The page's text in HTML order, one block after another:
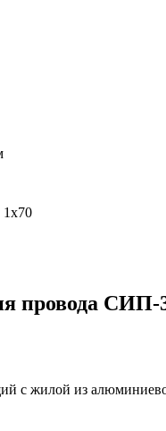
провода СИП-
с жилой из